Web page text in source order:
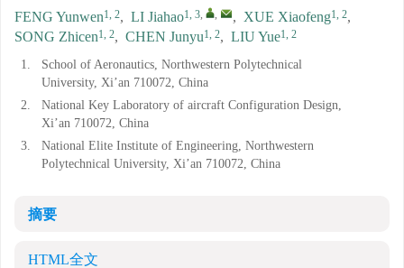
FENG Yunwen1, 2, LI Jiahao1, 3, , , XUE Xiaofeng1, 2,
SONG Zhicen1, 2, CHEN Junyu1, 2, LIU Yue1, 2
1.
School of Aeronautics, Northwestern Polytechnical
University, Xi’an 710072, China
2.
National Key Laboratory of aircraft Configuration Design,
Xi’an 710072, China
3.
National Elite Institute of Engineering, Northwestern
Polytechnical University, Xi’an 710072, China
摘要
HTML全文